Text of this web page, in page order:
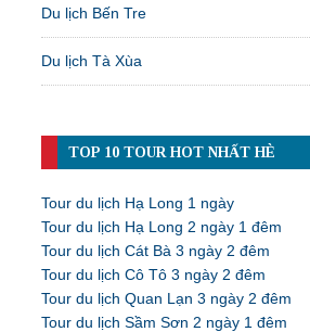
Du lịch Bến Tre
Du lịch Tà Xùa
TOP 10 TOUR HOT NHẤT HÈ
Tour du lịch Hạ Long 1 ngày
Tour du lịch Hạ Long 2 ngày 1 đêm
Tour du lịch Cát Bà 3 ngày 2 đêm
Tour du lịch Cô Tô 3 ngày 2 đêm
Tour du lịch Quan Lạn 3 ngày 2 đêm
Tour du lịch Sầm Sơn 2 ngày 1 đêm